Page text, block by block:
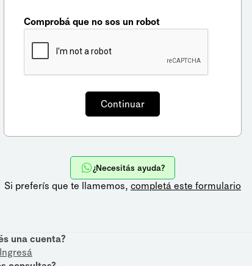
Comprobá que no sos un robot
¿Necesitás ayuda?
Si preferís que te llamemos, completá este formulario
una cuenta?
Ingresá